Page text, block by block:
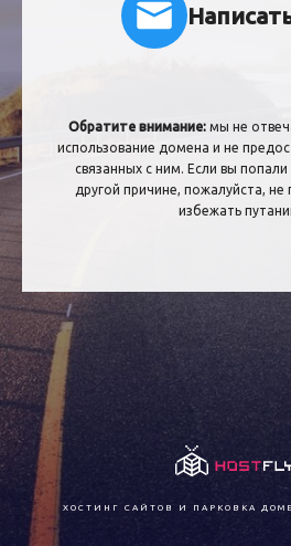
Обратите внимание: мы не
использование домена и не
связанных с ним. Если вы попали
другой причине, пожалуйста,
избежать
ХОСТИНГ САЙТОВ И ПАРКОВКА